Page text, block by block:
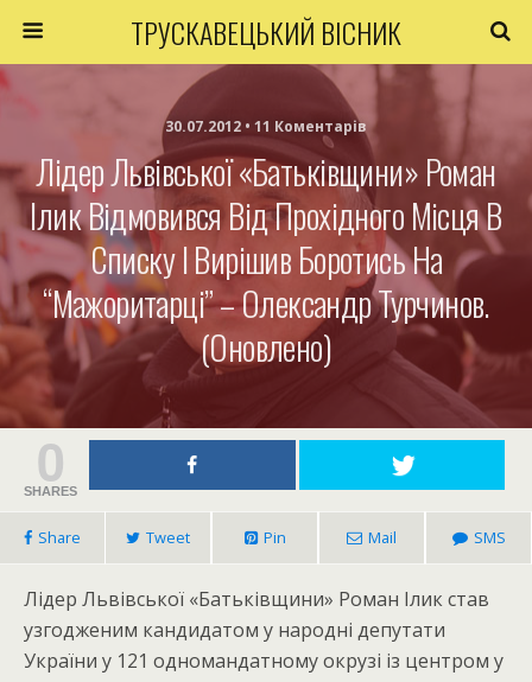
ТРУСКАВЕЦЬКИЙ ВІСНИК
30.07.2012 • 11 Коментарів
Лідер Львівської «Батьківщини» Роман
Ілик Відмовився Від Прохідного Місця В
Списку І Вирішив Боротись На
“мажоритарці” – Олександр Турчинов.
(Оновлено)
0
SHARES
Share Tweet Pin Mail SMS
Лідер Львівської «Батьківщини» Роман Ілик став
узгодженим кандидатом у народні депутати
України у 121 одномандатному окрузі із центром у